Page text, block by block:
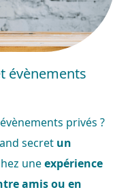
évènements
privés ?
secret un
uneexpérience
amis ou en